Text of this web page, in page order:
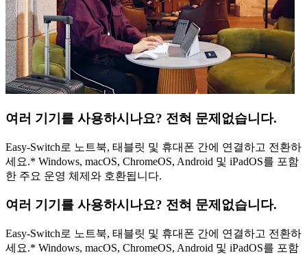
여러 기기를 사용하시나요? 전혀 문제없습니다.
Easy-Switch로 노트북, 태블릿 및 휴대폰 간에 연결하고 전환하
세요.* Windows, macOS, ChromeOS, Android 및 iPadOS를 포함
한 주요 운영 체제와 호환됩니다.
여러 기기를 사용하시나요? 전혀 문제없습니다.
Easy-Switch로 노트북, 태블릿 및 휴대폰 간에 연결하고 전환하
세요.* Windows, macOS, ChromeOS, Android 및 iPadOS를 포함